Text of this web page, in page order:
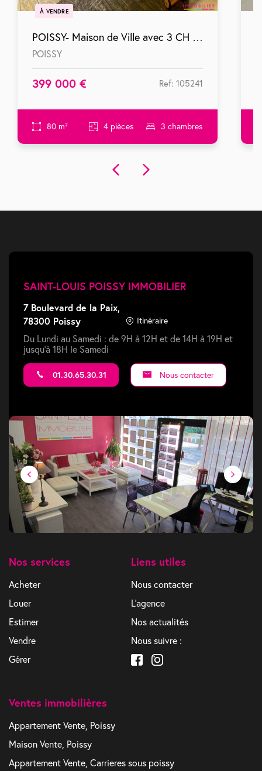
À VENDRE
POISSY- Maison de Ville avec 3 CH au calme proche école et commerces
POISSY
399 000 € Ref: 105241
80 m² 4 pièces 3 chambres
SAINT-LOUIS POISSY IMMOBILIER
7 Boulevard de la Paix,
78300 Poissy
Itinéraire
Du Lundi au Samedi : de 9H à 12H et de 14H à 19H et
jusqu'à 18H le Samedi
01.30.65.30.31 Nous contacter
Nos services
Acheter
Louer
Estimer
Vendre
Gérer
Liens utiles
Nous contacter
L'agence
Nos actualités
Nous suivre :
Ventes immobilières
Appartement Vente, Poissy
Maison Vente, Poissy
Appartement Vente, Carrieres sous poissy